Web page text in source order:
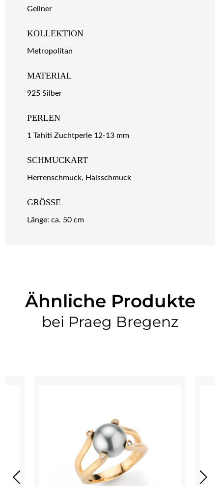
Gellner
KOLLEKTION
Metropolitan
MATERIAL
925 Silber
PERLEN
1 Tahiti Zuchtperle 12-13 mm
SCHMUCKART
Herrenschmuck, Halsschmuck
GRÖSSE
Länge: ca. 50 cm
Ähnliche Produkte
bei Praeg Bregenz